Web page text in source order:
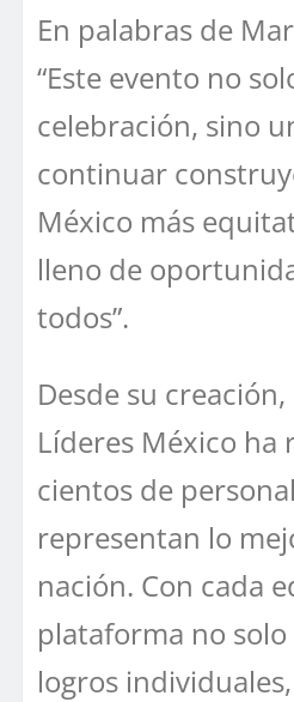
En palabras de
“Este evento no
celebración, sino
continuar
México más
lleno de
todos”.
Desde su
Líderes México ha
cientos de
representan lo
nación. Con cada
plataforma no
logros